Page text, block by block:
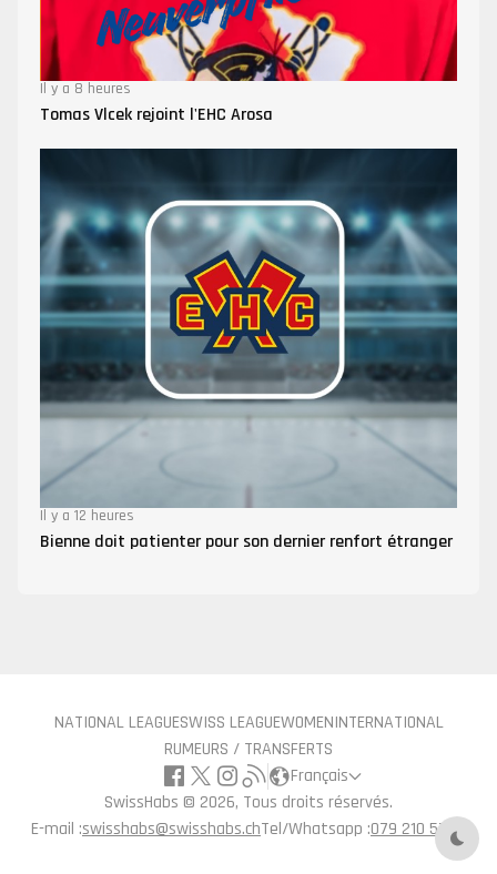
Il y a 8 heures
Tomas Vlcek rejoint l'EHC Arosa
Il y a 12 heures
Bienne doit patienter pour son dernier renfort étranger
NATIONAL LEAGUESWISS LEAGUEWOMENINTERNATIONAL
RUMEURS / TRANSFERTS
Français
SwissHabs © 2026, Tous droits réservés.
E-mail :swisshabs@swisshabs.chTel/Whatsapp :079 210 57 71